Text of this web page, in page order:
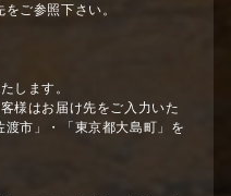
ご参照下さい。
します。
様はお届け先をご入力いた
市」・「東京都大島町」を